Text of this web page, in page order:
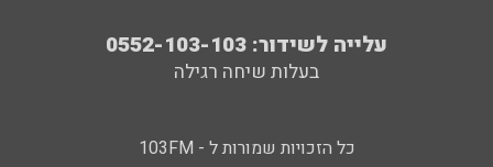
עלייה לשידור: 0552-103-103
בעלות שיחה רגילה
כל הזכויות שמורות ל - 103FM